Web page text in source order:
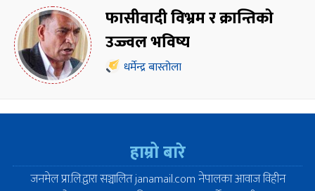
फासीवादी विभ्रम र क्रान्तिको
उज्ज्वल भविष्य
धर्मेन्द्र बास्तोला
हाम्रो बारे
जनमेल प्रा.लि.द्वारा सञ्चालित janamail.com नेपालका आवाज विहीन